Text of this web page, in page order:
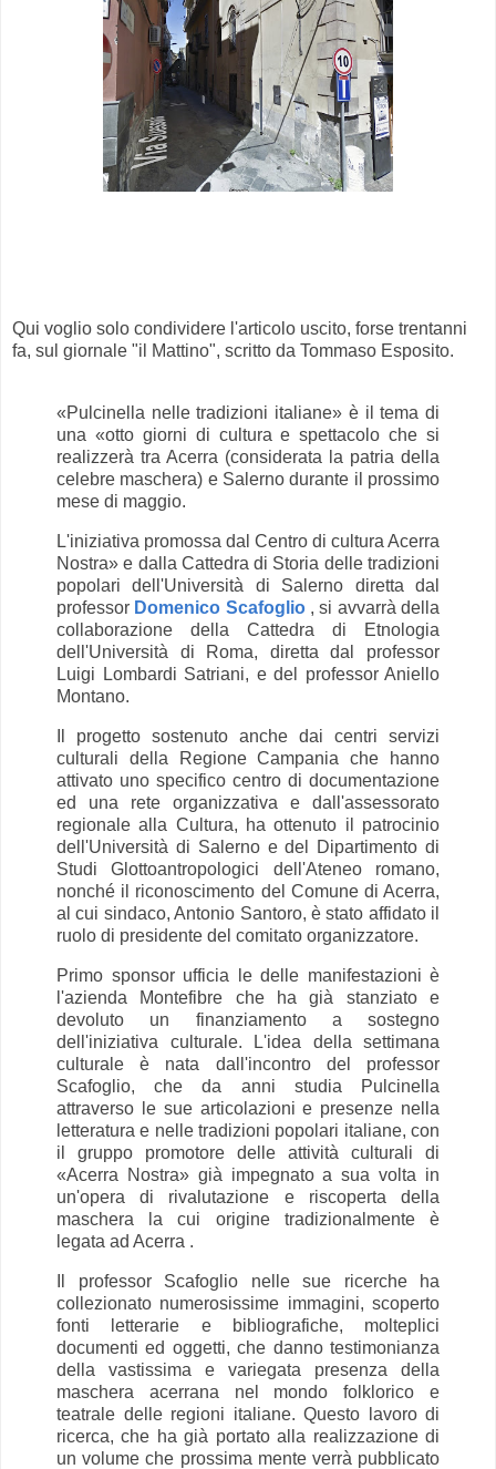
Qui voglio solo condividere l'articolo uscito, forse trentanni
fa, sul giornale "il Mattino", scritto da Tommaso Esposito.
«Pulcinella nelle tradizioni italiane» è il tema di
una «otto giorni di cultura e spettacolo che si
realizzerà tra Acerra (considerata la patria della
celebre maschera) e Salerno durante il prossimo
mese di maggio.
L'iniziativa promossa dal Centro di cultura Acerra
Nostra» e dalla Cattedra di Storia delle tradizioni
popolari dell'Università di Salerno diretta dal
professor Domenico Scafoglio, si avvarrà della
collaborazione della Cattedra di Etnologia
dell'Università di Roma, diretta dal professor
Luigi Lombardi Satriani, e del professor Aniello
Montano.
Il progetto sostenuto anche dai centri servizi
culturali della Regione Campania che hanno
attivato uno specifico centro di documentazione
ed una rete organizzativa e dall'assessorato
regionale alla Cultura, ha ottenuto il patrocinio
dell'Università di Salerno e del Dipartimento di
Studi Glottoantropologici dell'Ateneo romano,
nonché il riconoscimento del Comune di Acerra,
al cui sindaco, Antonio Santoro, è stato affidato il
ruolo di presidente del comitato organizzatore.
Primo sponsor ufficia le delle manifestazioni è
l'azienda Montefibre che ha già stanziato e
devoluto un finanziamento a sostegno
dell'iniziativa culturale. L'idea della settimana
culturale è nata dall'incontro del professor
Scafoglio, che da anni studia Pulcinella
attraverso le sue articolazioni e presenze nella
letteratura e nelle tradizioni popolari italiane, con
il gruppo promotore delle attività culturali di
«Acerra Nostra» già impegnato a sua volta in
un'opera di rivalutazione e riscoperta della
maschera la cui origine tradizionalmente è
legata ad Acerra .
Il professor Scafoglio nelle sue ricerche ha
collezionato numerosissime immagini, scoperto
fonti letterarie e bibliografiche, molteplici
documenti ed oggetti, che danno testimonianza
della vastissima e variegata presenza della
maschera acerrana nel mondo folklorico e
teatrale delle regioni italiane. Questo lavoro di
ricerca, che ha già portato alla realizzazione di
un volume che prossima mente verrà pubblicato